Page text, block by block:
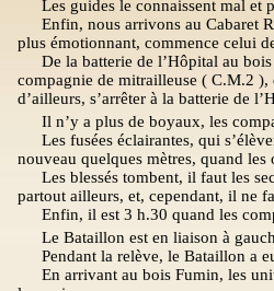
Les guides le connaissent mal et
Enfin, nous arrivons au Cabaret
plus émotionnant, commence celui
De la batterie de l’Hôpital au
compagnie de mitrailleuse ( C.M.2
d’ailleurs, s’arrêter à la batterie de
Il n’y a plus de boyaux, les
Les fusées éclairantes, qui
nouveau quelques mètres, quand
Les blessés tombent, il faut les
partout ailleurs, et, cependant, il ne
Enfin, il est 3 h.30 quand les
Le Bataillon est en liaison à
Pendant la relève, le Bataillon a
En arrivant au bois Fumin, les